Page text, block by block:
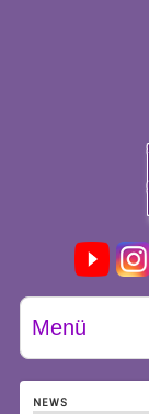
Menü
NEWS